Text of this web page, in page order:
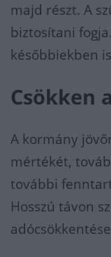
majd részt. A
biztosítani
későbbiekben
Csökken
A kormány
mértékét,
további
Hosszú távon